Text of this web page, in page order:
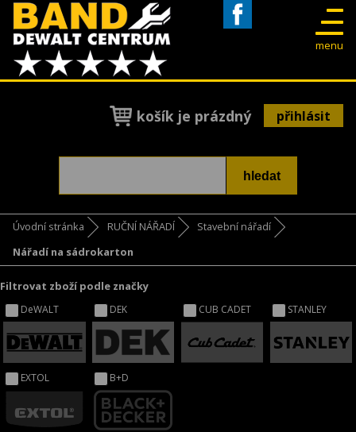
menu
košík je prázdný přihlásit
Úvodní stránka RUČNÍ NÁŘADÍ
Stavební nářadí
Nářadí na sádrokarton
Filtrovat zboží podle značky
DeWALT DEK CUB CADET STANLEY
EXTOL B+D